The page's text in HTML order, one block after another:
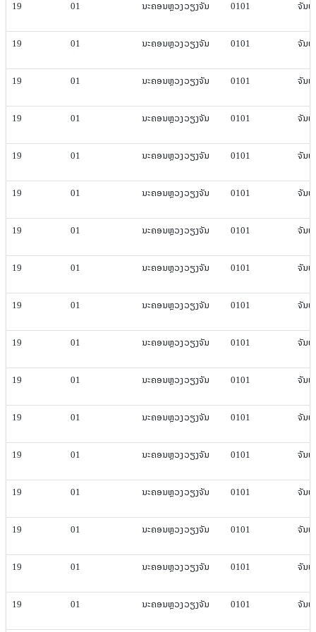
19 01 ນະຄອນຫຼວງ​ວຽງ​ຈັນ 0101 ຈັນ
19 01 ນະຄອນຫຼວງ​ວຽງ​ຈັນ 0101 ຈັນ
19 01 ນະຄອນຫຼວງ​ວຽງ​ຈັນ 0101 ຈັນ
19 01 ນະຄອນຫຼວງ​ວຽງ​ຈັນ 0101 ຈັນ
19 01 ນະຄອນຫຼວງ​ວຽງ​ຈັນ 0101 ຈັນ
19 01 ນະຄອນຫຼວງ​ວຽງ​ຈັນ 0101 ຈັນ
19 01 ນະຄອນຫຼວງ​ວຽງ​ຈັນ 0101 ຈັນ
19 01 ນະຄອນຫຼວງ​ວຽງ​ຈັນ 0101 ຈັນ
19 01 ນະຄອນຫຼວງ​ວຽງ​ຈັນ 0101 ຈັນ
19 01 ນະຄອນຫຼວງ​ວຽງ​ຈັນ 0101 ຈັນ
19 01 ນະຄອນຫຼວງ​ວຽງ​ຈັນ 0101 ຈັນ
19 01 ນະຄອນຫຼວງ​ວຽງ​ຈັນ 0101 ຈັນ
19 01 ນະຄອນຫຼວງ​ວຽງ​ຈັນ 0101 ຈັນ
19 01 ນະຄອນຫຼວງ​ວຽງ​ຈັນ 0101 ຈັນ
19 01 ນະຄອນຫຼວງ​ວຽງ​ຈັນ 0101 ຈັນ
19 01 ນະຄອນຫຼວງ​ວຽງ​ຈັນ 0101 ຈັນ
19 01 ນະຄອນຫຼວງ​ວຽງ​ຈັນ 0101 ຈັນ